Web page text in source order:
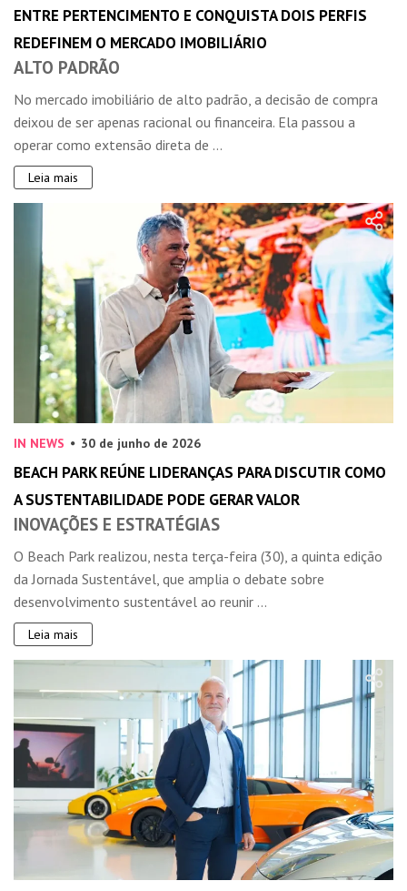
ENTRE PERTENCIMENTO E CONQUISTA DOIS PERFIS
REDEFINEM O MERCADO IMOBILIÁRIO
ALTO PADRÃO
No mercado imobiliário de alto padrão, a decisão de compra
deixou de ser apenas racional ou financeira. Ela passou a
operar como extensão direta de ...
Leia mais
IN NEWS 30 de junho de 2026
BEACH PARK REÚNE LIDERANÇAS PARA DISCUTIR COMO
A SUSTENTABILIDADE PODE GERAR VALOR
INOVAÇÕES E ESTRATÉGIAS
O Beach Park realizou, nesta terça-feira (30), a quinta edição
da Jornada Sustentável, que amplia o debate sobre
desenvolvimento sustentável ao reunir ...
Leia mais